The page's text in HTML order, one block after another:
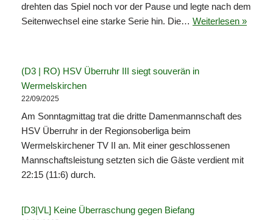
drehten das Spiel noch vor der Pause und legte nach dem
Seitenwechsel eine starke Serie hin. Die… Weiterlesen »
(D3 | RO) HSV Überruhr III siegt souverän in
Wermelskirchen
22/09/2025
Am Sonntagmittag trat die dritte Damenmannschaft des
HSV Überruhr in der Regionsoberliga beim
Wermelskirchener TV II an. Mit einer geschlossenen
Mannschaftsleistung setzten sich die Gäste verdient mit
22:15 (11:6) durch.
[D3|VL] Keine Überraschung gegen Biefang